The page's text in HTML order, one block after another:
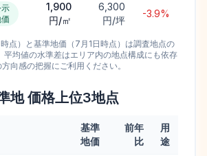
1,900
円/㎡
6,300
円/坪
-3.9%
点）と基準地価（7月1日時点）は調査地点の
平均値の水準差はエリア内の地点構成にも依存
向感の把握にご利用ください。
地 価格上位3地点
基準
地価
前年
比
用
途